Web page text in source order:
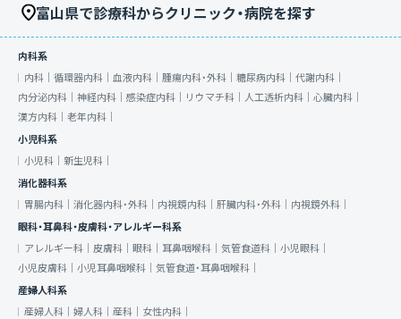
富山県で診療科からクリニック・病院を探す
内科系
内科｜ 循環器内科｜ 血液内科｜ 腫瘍内科・外科｜ 糖尿病内科｜ 代謝内科｜
内分泌内科｜ 神経内科｜ 感染症内科｜ リウマチ科｜ 人工透析内科｜ 心臓内科｜
漢方内科｜ 老年内科｜
小児科系
小児科｜ 新生児科｜
消化器科系
胃腸内科｜ 消化器内科・外科｜ 内視鏡内科｜ 肝臓内科・外科｜ 内視鏡外科｜
眼科・耳鼻科・皮膚科・アレルギー科系
アレルギー科｜ 皮膚科｜ 眼科｜ 耳鼻咽喉科｜ 気管食道科｜ 小児眼科｜
小児皮膚科｜ 小児耳鼻咽喉科｜ 気管食道・耳鼻咽喉科｜
産婦人科系
産婦人科｜ 婦人科｜ 産科｜ 女性内科｜